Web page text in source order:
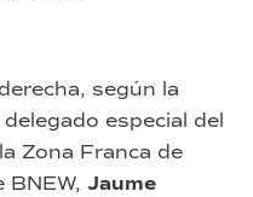
según la
delegado especial del
Zona Franca de
BNEW, Jaume